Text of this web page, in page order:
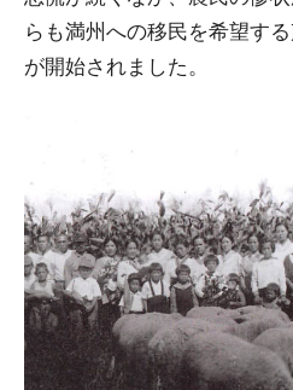
らも満州への移民を希望す
が開始されました。